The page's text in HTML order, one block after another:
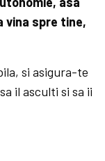
vina spre tine,
si asigura-te
il asculti si sa ii